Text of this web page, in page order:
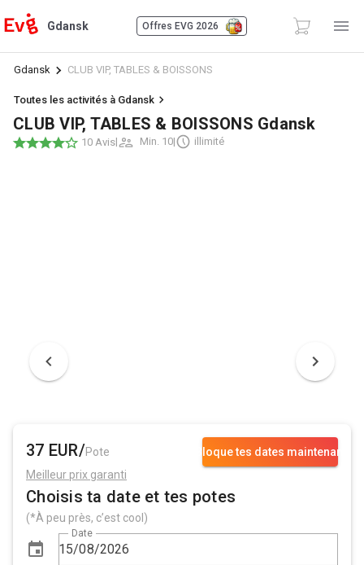
Gdansk Offres EVG 2026
Gdansk CLUB VIP, TABLES & BOISSONS
Toutes les activités à Gdansk
CLUB VIP, TABLES & BOISSONS Gdansk
10 Avis| Min. 10| illimité
Bloque tes dates maintenant
37 EUR/Pote
Meilleur prix garanti
Choisis ta date et tes potes
(*À peu près, c’est cool)
Date